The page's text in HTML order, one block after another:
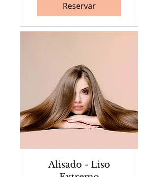
Reservar
Alisado - Liso